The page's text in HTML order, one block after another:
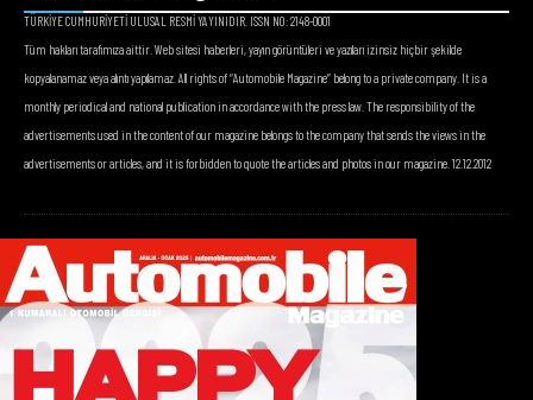
TÜRKİYE CUMHURİYETİ ULUSAL RESMİ YAYINIDIR. ISSN NO: 2148-0001
Tüm hakları tarafımıza aittir. Web sitesi haberleri, yayın görüntüleri ve yazıları izinsiz hiçbir şekilde
kopyalanamaz veya alıntı yapılamaz. All rights of “Automobile Magazine” belong to a private company. It is a
monthly periodical and national publication in accordance with the press law. The responsibility of the
advertisements used in the content of our magazine belongs to the company that sends the views in the
advertisements or articles, and it is forbidden to quote the articles and photos in our magazine. 12.12.2012